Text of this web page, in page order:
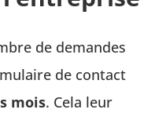
de demandes
de contact
mois. Cela leur